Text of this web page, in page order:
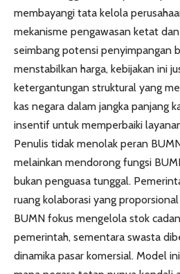
membayangi tata kelola
mekanisme pengawasan ketat
seimbang potensi penyimpangan
menstabilkan harga, kebijakan ini
ketergantungan struktural yang
kas negara dalam jangka panjang
insentif untuk memperbaiki
Penulis tidak menolak peran
melainkan mendorong fungsi
bukan penguasa tunggal.
ruang kolaborasi yang
BUMN fokus mengelola stok
pemerintah, sementara swasta
dinamika pasar komersial. Model